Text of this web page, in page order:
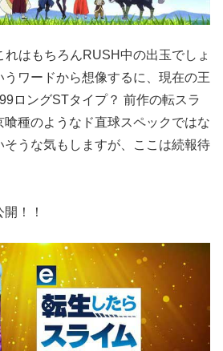
はもちろんRUSH中の出玉でしょ
うワードから想像するに、現在の王
ロングSTタイプ？ 前作の転スラ
種のようなド直球スペックではな
そうな気もしますが、ここは続報待
！！